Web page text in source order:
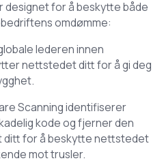
designet for å beskytte både
omdømme:
lederen innen
nettstedet ditt for å gi deg
Scanning identifiserer
kode og fjerner den
for å beskytte nettstedet
mot trusler.